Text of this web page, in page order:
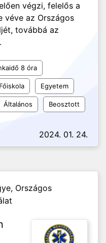
végzi, felelős a
véve az Országos
továbbá az
8 óra
Főiskola Egyetem
Általános Beosztott
2024. 01. 24.
Országos